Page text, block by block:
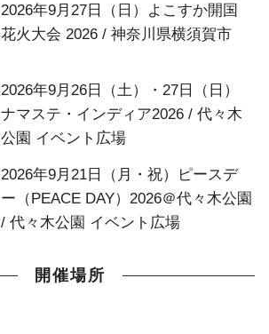
2026年9月27日（日）よこすか開国
花火大会 2026 / 神奈川県横須賀市
2026年9月26日（土）・27日（日）
ナマステ・インディア2026 / 代々木
公園 イベント広場
2026年9月21日（月・祝）ピースデ
ー（PEACE DAY）2026＠代々木公園
/ 代々木公園 イベント広場
開催場所